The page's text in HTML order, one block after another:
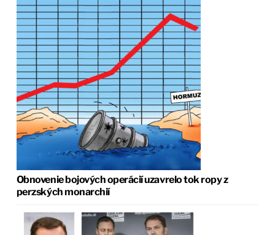
Obnovenie bojových operácií uzavrelo tok ropy z
perzských monarchií